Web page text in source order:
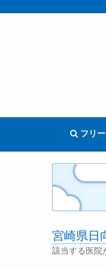
フリ
宮崎県日
該当する医院